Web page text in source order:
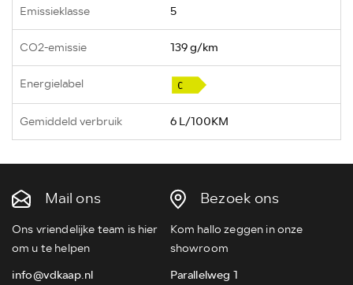
Emissieklasse 5
CO2-emissie 139 g/km
Energielabel
Gemiddeld verbruik 6 L/100KM
Mail ons
Ons vriendelijke team is hier
om u te helpen
info@vdkaap.nl
Bezoek ons
Kom hallo zeggen in onze
showroom
Parallelweg 1